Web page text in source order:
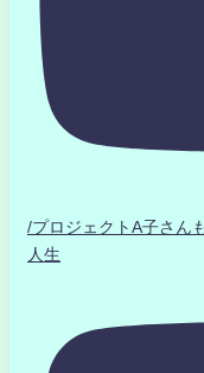
/プロジェクトA子さん
人生